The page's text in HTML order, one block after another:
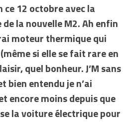
ce 12 octobre avec la
la nouvelle M2. Ah enfin
moteur thermique qui
si elle se fait rare en
quel bonheur. J’M sans
bien entendu je n’ai
encore moins depuis que
la voiture électrique pour